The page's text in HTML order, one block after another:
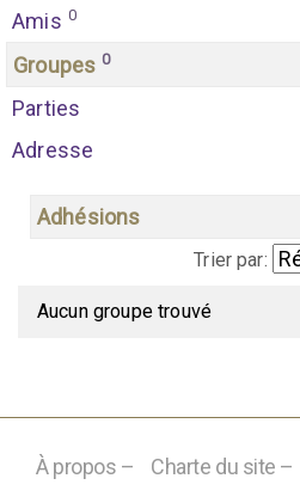
Amis 0
Groupes 0
Parties
Adresse
Adhésions
Trier par:
G
u
p
Aucun groupe trouvé
À propos – Charte du site –